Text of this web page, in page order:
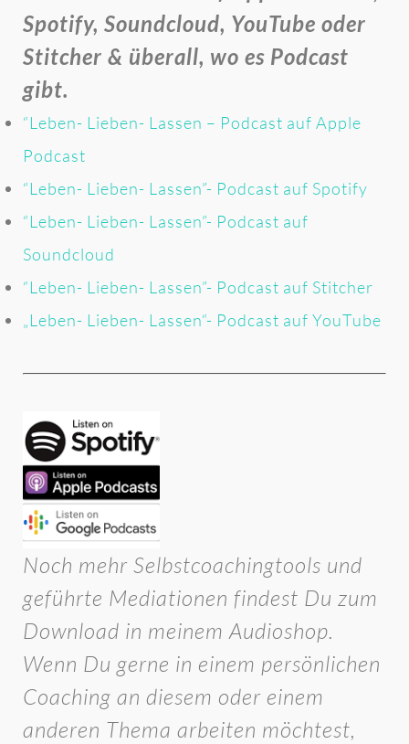
Spotify, Soundcloud, YouTube oder
Stitcher & überall, wo es Podcast
gibt.
“Leben- Lieben- Lassen – Podcast auf Apple
Podcast
“Leben- Lieben- Lassen”- Podcast auf Spotify
“Leben- Lieben- Lassen”- Podcast auf
Soundcloud
“Leben- Lieben- Lassen”- Podcast auf Stitcher
„Leben- Lieben- Lassen“- Podcast auf YouTube
Noch mehr Selbstcoachingtools und
geführte Mediationen findest Du zum
Download in meinem Audioshop.
Wenn Du gerne in einem persönlichen
Coaching an diesem oder einem
anderen Thema arbeiten möchtest,